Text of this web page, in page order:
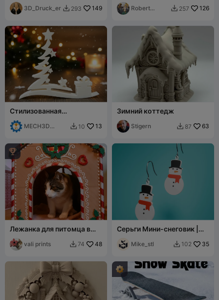
3D_Druck_er  293 149
Robert
 257 126
Стилизованная
рождественская елка с
подарочной коробкой –
праздничный декор
MECH3D
 10 13
Зимний коттедж
Stigern  87 63

Лежанка для питомца в
виде пряничного домика
vali prints  74 48
Серьги Мини-снеговик |
серьги | CFS
Mike_stl  102 35